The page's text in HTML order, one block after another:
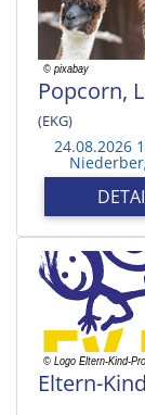
Popcorn,
(EKG)
24.08.2026
Eltern-